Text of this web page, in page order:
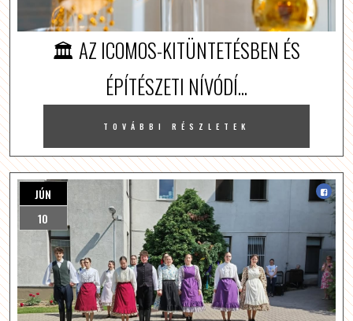
🏛️ AZ ICOMOS-KITÜNTETÉSBEN ÉS
ÉPÍTÉSZETI NÍVÓDÍ...
TOVÁBBI RÉSZLETEK
JÚN
10